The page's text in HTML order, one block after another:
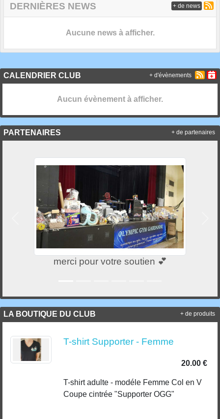
DERNIÈRES NEWS
Aucune news à afficher.
+ de news
CALENDRIER CLUB
Aucun évènement à afficher.
+ d'évènements
PARTENAIRES
merci pour votre soutien 💕
Précedent
+ de partenaires
LA BOUTIQUE DU CLUB
T-shirt Supporter - Femme
20.00 €
T-shirt adulte - modéle Femme Col en V
Coupe cintrée "Supporter OGG"
+ de produits